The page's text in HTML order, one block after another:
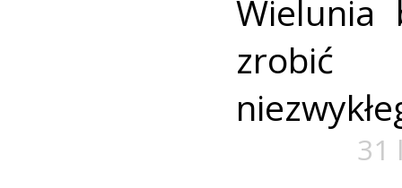
Wielunia
zrobić
31